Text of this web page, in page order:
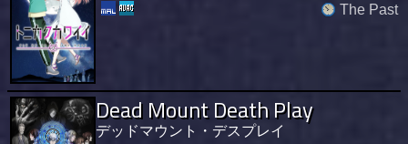
The Past
Dead Mount Death Play
デッドマウント・デスプレイ